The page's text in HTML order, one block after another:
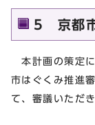
5 京都市
本計画の策定
市はぐくみ推進
て、審議いただ